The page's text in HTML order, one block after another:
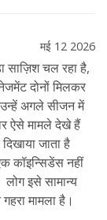
मई 12 2026
साज़िश चल रहा है,
दोनों मिलकर
उन्हें अगले सीजन में
ऐसे मामले देखे हैं
जाता है
कॉइन्सिडेंस नहीं
इसे सामान्य
मामला है।